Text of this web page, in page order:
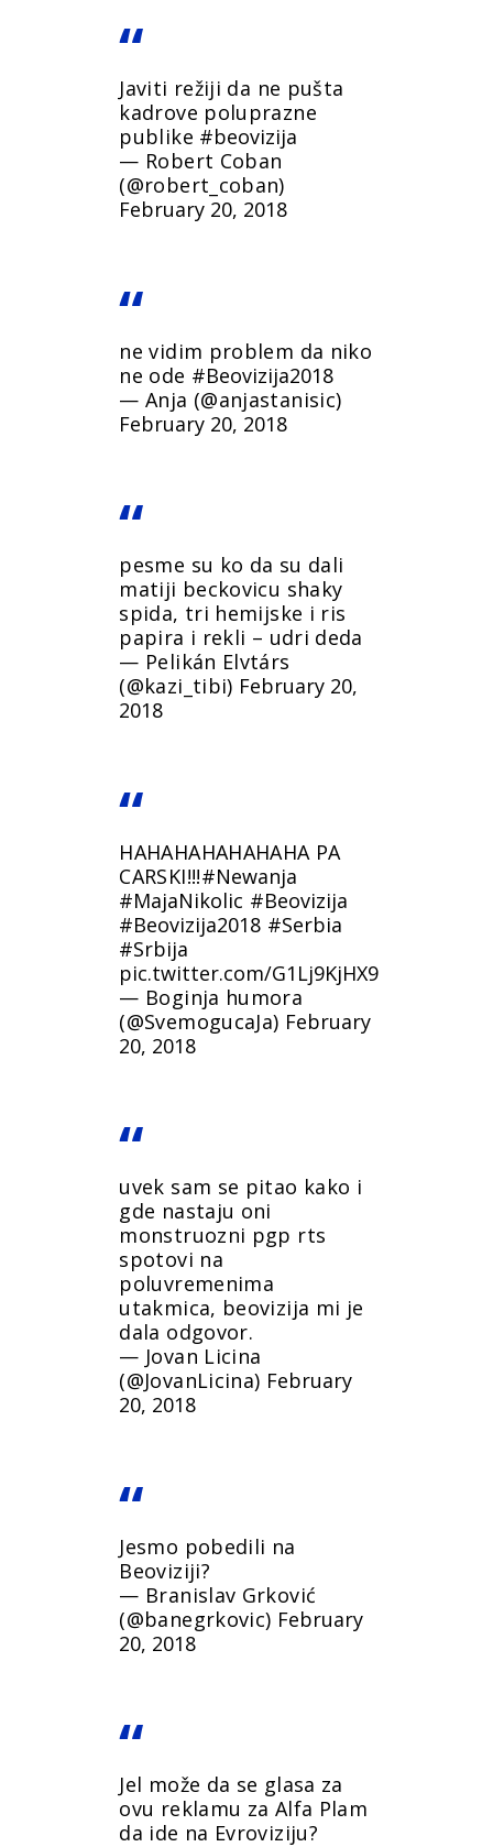
Javiti režiji da ne pušta
kadrove poluprazne
publike #beovizija
— Robert Coban
(@robert_coban)
February 20, 2018
ne vidim problem da niko
ne ode #Beovizija2018
— Anja (@anjastanisic)
February 20, 2018
pesme su ko da su dali
matiji beckovicu shaky
spida, tri hemijske i ris
papira i rekli – udri deda
— Pelikán Elvtárs
(@kazi_tibi) February 20,
2018
HAHAHAHAHAHAHA PA
CARSKI!!!#Newanja
#MajaNikolic #Beovizija
#Beovizija2018 #Serbia
#Srbija
pic.twitter.com/G1Lj9KjHX9
— Boginja humora
(@SvemogucaJa) February
20, 2018
uvek sam se pitao kako i
gde nastaju oni
monstruozni pgp rts
spotovi na
poluvremenima
utakmica, beovizija mi je
dala odgovor.
— Jovan Licina
(@JovanLicina) February
20, 2018
Jesmo pobedili na
Beoviziji?
— Branislav Grković
(@banegrkovic) February
20, 2018
Jel može da se glasa za
ovu reklamu za Alfa Plam
da ide na Evroviziju?